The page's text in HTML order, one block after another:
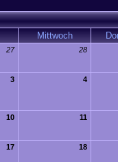
Mittwoch
27 28
3 4
10 11
17 18